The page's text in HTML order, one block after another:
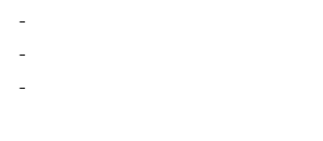
-
-
-